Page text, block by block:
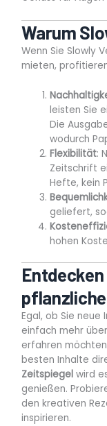
Warum
Wenn Sie Slowly
mieten,
leisten Sie
Die
wodurch
Flexibilität:
Zeitschrift
Hefte, kein
geliefert,
hohen
Egal, ob Sie neue
einfach mehr
erfahren
besten Inhalte
Zeitspiegel wird
genießen.
den kreativen
inspirieren.